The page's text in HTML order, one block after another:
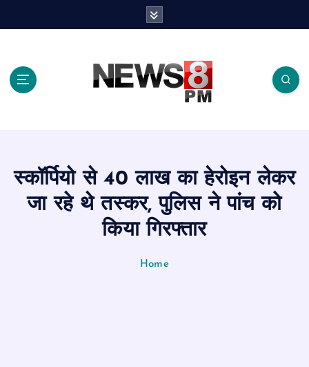
स्कॉर्पियो से 40 लाख का हेरोइन लेकर
जा रहे थे तस्कर, पुलिस ने पांच को
किया गिरफ्तार
Home